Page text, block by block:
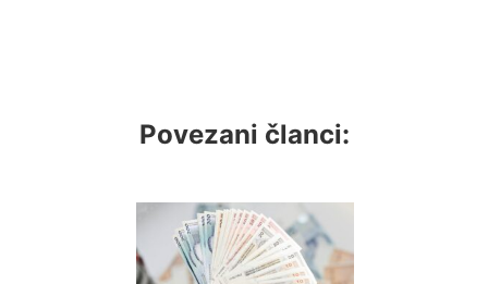
Povezani članci: